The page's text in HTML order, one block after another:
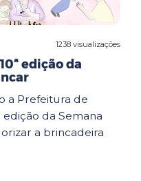
1238 visualizações
edição da
a Prefeitura de
da Semana
a brincadeira